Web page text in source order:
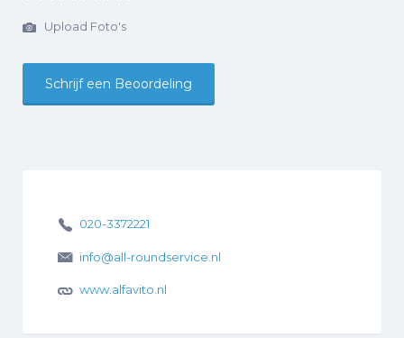
Upload Foto's
Schrijf een Beoordeling
020-3372221
info@all-roundservice.nl
www.alfavito.nl